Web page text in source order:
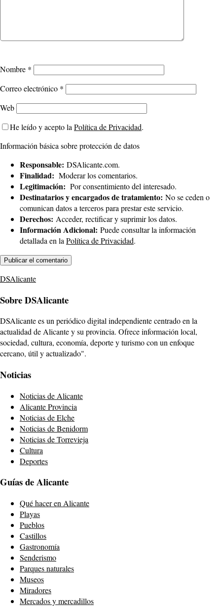
Nombre *
Correo electrónico *
Web
He leído y acepto la Política de Privacidad.
Información básica sobre protección de datos
Responsable: DSAlicante.com.
Finalidad: Moderar los comentarios.
Legitimación: Por consentimiento del interesado.
Destinatarios y encargados de tratamiento: No se ceden o
comunican datos a terceros para prestar este servicio.
Derechos: Acceder, rectificar y suprimir los datos.
Información Adicional: Puede consultar la información
detallada en la Política de Privacidad.
DSAlicante
Sobre DSAlicante
DSAlicante es un periódico digital independiente centrado en la
actualidad de Alicante y su provincia. Ofrece información local,
sociedad, cultura, economía, deporte y turismo con un enfoque
cercano, útil y actualizado".
Noticias
Noticias de Alicante
Alicante Provincia
Noticias de Elche
Noticias de Benidorm
Noticias de Torrevieja
Cultura
Deportes
Guías de Alicante
Qué hacer en Alicante
Playas
Pueblos
Castillos
Gastronomía
Senderismo
Parques naturales
Museos
Miradores
Mercados y mercadillos